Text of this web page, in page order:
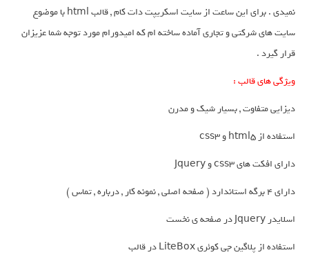
نمیدی . برای این ساعت از سایت اسکریپت دات کام , قالب html با موضوع
سایت های شرکتی و تجاری آماده ساخته ام که امیدورام مورد توجه شما عزیزان
قرار گیرد .
ویژگی های قالب :
دیزایی متفاوت , بسیار شیک و مدرن
استفاده از html5 و css3
دارای افکت های css3 و Jquery
دارای 4 برگه استاندارد ( صفحه اصلی , نمونه کار , درباره , تماس )
اسلایدر Jquery در صفحه ی نخست
استفاده از پلاگین جی کوئری LiteBox در قالب